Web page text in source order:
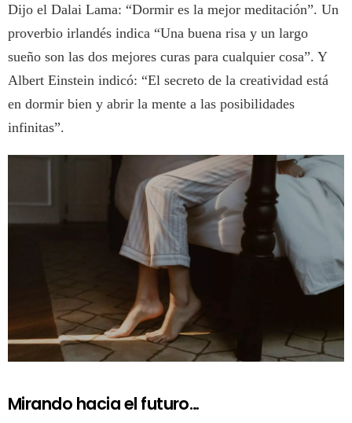
Dijo el Dalai Lama: “Dormir es la mejor meditación”. Un
proverbio irlandés indica “Una buena risa y un largo
sueño son las dos mejores curas para cualquier cosa”. Y
Albert Einstein indicó: “El secreto de la creatividad está
en dormir bien y abrir la mente a las posibilidades
infinitas”.
Mirando hacia el futuro…